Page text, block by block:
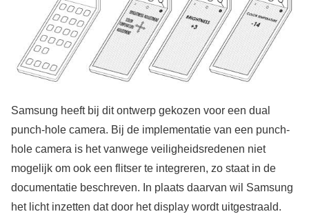
Samsung heeft bij dit ontwerp gekozen voor een dual
punch-hole camera. Bij de implementatie van een punch-
hole camera is het vanwege veiligheidsredenen niet
mogelijk om ook een flitser te integreren, zo staat in de
documentatie beschreven. In plaats daarvan wil Samsung
het licht inzetten dat door het display wordt uitgestraald.